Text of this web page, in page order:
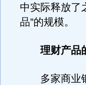
中实际释放了
品”的规模。
理财产品
多家商业银